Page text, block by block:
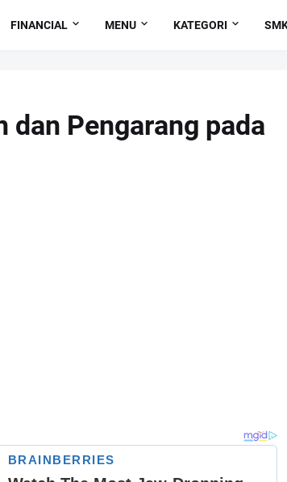
FINANCIAL MENU KATEGORI
dan Pengarang pada